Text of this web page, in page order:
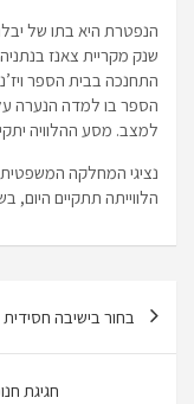
הנפטרת היא בתו של
שנק מקריית צאנז
התחנכה בבית הספר
הספר בו למדה הנערה
למצב. מסע ההלוויה
נציגי המחלקה המשפטית
הלווייתה תתקיים היום, בשעה 14:30,
בחור בישיבה
חגיגת